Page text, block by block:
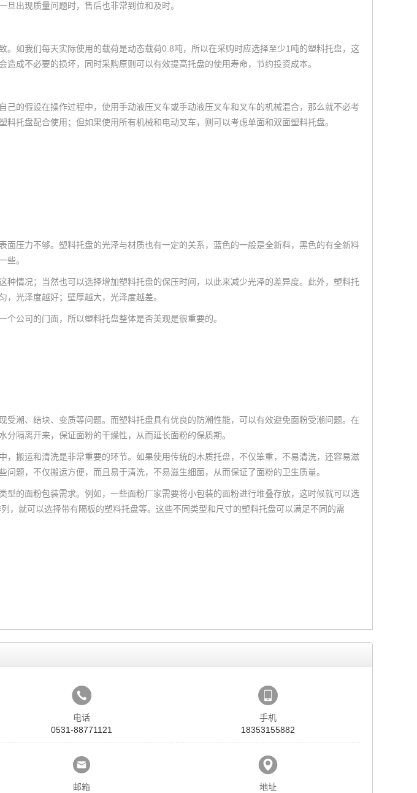
出现质量问题时，售后也非常到位和及时。
。如我们每天实际使用的载荷是动态载荷0.8吨，所以在采购时应选择至少1吨的塑料托盘，这
成不必要的损坏，同时采购原则可以有效提高托盘的使用寿命，节约投资成本。
己的假设在操作过程中，使用手动液压叉车或手动液压叉车和叉车的机械混合，那么就不必考
托盘配合使用；但如果使用所有机械和电动叉车，则可以考虑单面和双面塑料托盘。
面压力不够。塑料托盘的光泽与材质也有一定的关系，蓝色的一般是全新料，黑色的有全新料
些。
种情况；当然也可以选择增加塑料托盘的保压时间，以此来减少光泽的差异度。此外，塑料托
光泽度越好；壁厚越大，光泽度越差。
公司的门面，所以塑料托盘整体是否美观是很重要的。
受潮、结块、变质等问题。而塑料托盘具有优良的防潮性能，可以有效避免面粉受潮问题。在
隔离开来，保证面粉的干燥性，从而延长面粉的保质期。
，搬运和清洗是非常重要的环节。如果使用传统的木质托盘，不仅笨重，不易清洗，还容易滋
题，不仅搬运方便，而且易于清洗，不易滋生细菌，从而保证了面粉的卫生质量。
型的面粉包装需求。例如，一些面粉厂家需要将小包装的面粉进行堆叠存放，这时候就可以选
，就可以选择带有隔板的塑料托盘等。这些不同类型和尺寸的塑料托盘可以满足不同的需
电话
0531-88771121
手机
18353155882
邮箱 地址